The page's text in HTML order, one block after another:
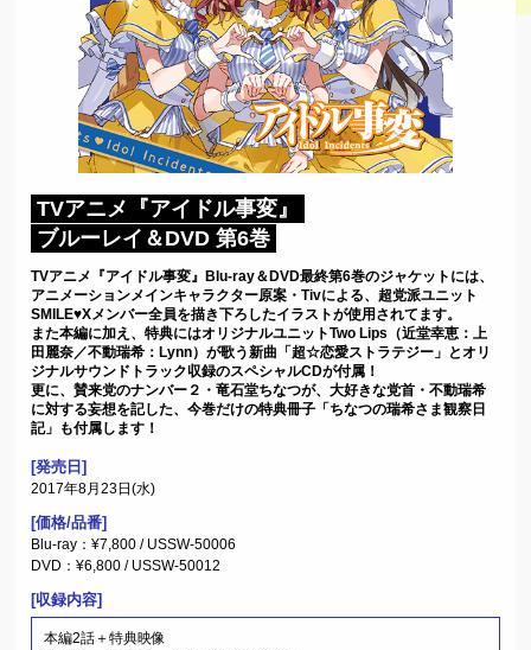
TVアニメ『アイドル事変』
ブルーレイ＆DVD 第6巻
TVアニメ『アイドル事変』Blu-ray＆DVD最終第6巻のジャケットには、
アニメーションメインキャラクター原案・Tivによる、超党派ユニット
SMILE♥Xメンバー全員を描き下ろしたイラストが使用されてます。
また本編に加え、特典にはオリジナルユニットTwo Lips（近堂幸恵：上
田麗奈／不動瑞希：Lynn）が歌う新曲「超☆恋愛ストラテジー」とオリ
ジナルサウンドトラック収録のスペシャルCDが付属！
更に、賛来党のナンバー２・竜石堂ちなつが、大好きな党首・不動瑞希
に対する妄想を記した、今巻だけの特典冊子「ちなつの瑞希さま観察日
記」も付属します！
[発売日]
2017年8月23日(水)
[価格/品番]
Blu-ray：¥7,800 / USSW-50006
DVD：¥6,800 / USSW-50012
[収録内容]
本編2話＋特典映像